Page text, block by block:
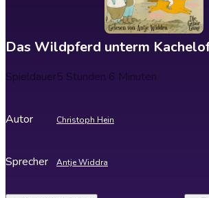
Das Wildpferd unterm
Spieldauer5 Stunden 6 Minuten
Autor Christoph Hein
Sprecher Antje Widdra